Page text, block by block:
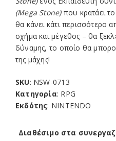
(Mega Stone)που κρατάει
θα κάνει κάτι περισσότερο
σχήμα και μέγεθος – θα
δύναμης, το οποίο θα
της μάχης!
SKU: NSW-0713
Κατηγορία: RPG
Εκδότης: NINTENDO
Διαθέσιμο στα